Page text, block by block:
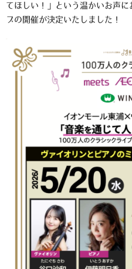
てほしい！」という温かいお声に
ブの開催が決定いたしました！